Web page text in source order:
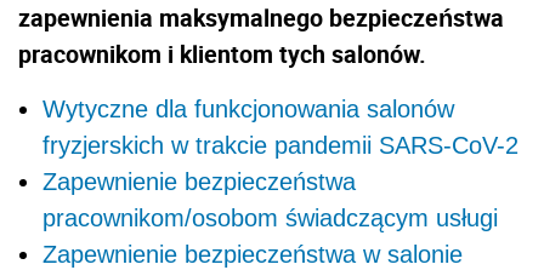
zapewnienia maksymalnego bezpieczeństwa
pracownikom i klientom tych salonów.
Wytyczne dla funkcjonowania salonów
fryzjerskich w trakcie pandemii SARS-CoV-2
Zapewnienie bezpieczeństwa
pracownikom/osobom świadczącym usługi
Zapewnienie bezpieczeństwa w salonie